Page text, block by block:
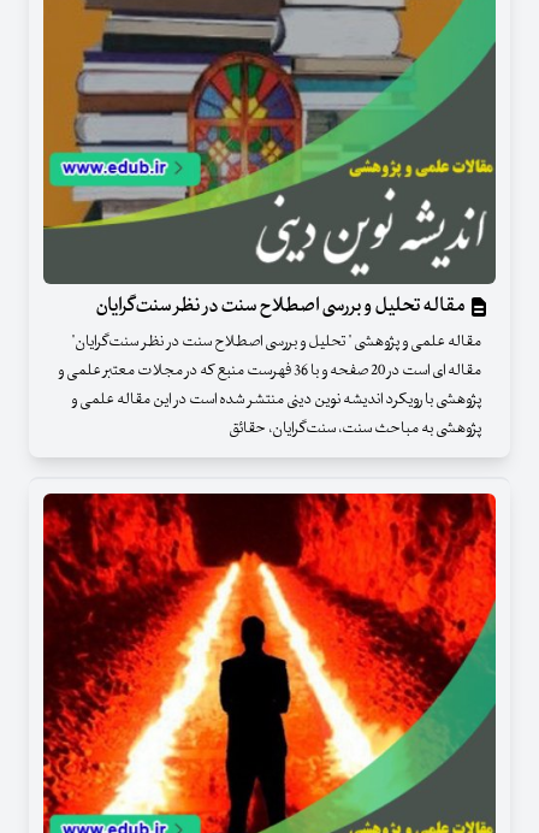
مقاله تحلیل و بررسی اصطلاح سنت در نظر سنت‌گرایان
مقاله علمی و پژوهشی " تحلیل و بررسی اصطلاح سنت در نظر سنت‌گرایان"
مقاله ای است در 20 صفحه و با 36 فهرست منبع که در مجلات معتبر علمی و
پژوهشی با رویکرد اندیشه نوین دینی منتشر شده است در این مقاله علمی و
پژوهشی به مباحث سنت، سنت‌گرایان، حقائق